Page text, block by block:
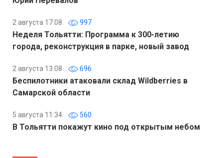
2 августа 17:08 997
Неделя Тольятти: Программа к 300-летию
города, реконструкция в парке, новый завод
2 августа 13:08 696
Беспилотники атаковали склад Wildberries в
Самарской области
5 августа 11:34 560
В Тольятти покажут кино под открытым небом